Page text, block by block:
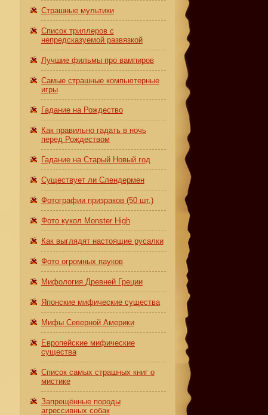
Страшные мультики
Список триллеров с
непредсказуемой развязкой
Лучшие фильмы про вампиров
Самые страшные компьютерные
игры
Гадание на Рождество
Как правильно гадать в ночь
перед Рождеством
Гадание на Старый Новый год
Существует ли Слендермен
Фотографии призраков (50 шт.)
Фото кукол Monster High
Как выглядят настоящие русалки
Фото огромных пауков
Мифология Древней Греции
Японские мифические существа
Мифы Северной Америки
Европейские мифические
существа
Список самых страшных книг о
мистике
Запрещённые породы
агрессивных собак